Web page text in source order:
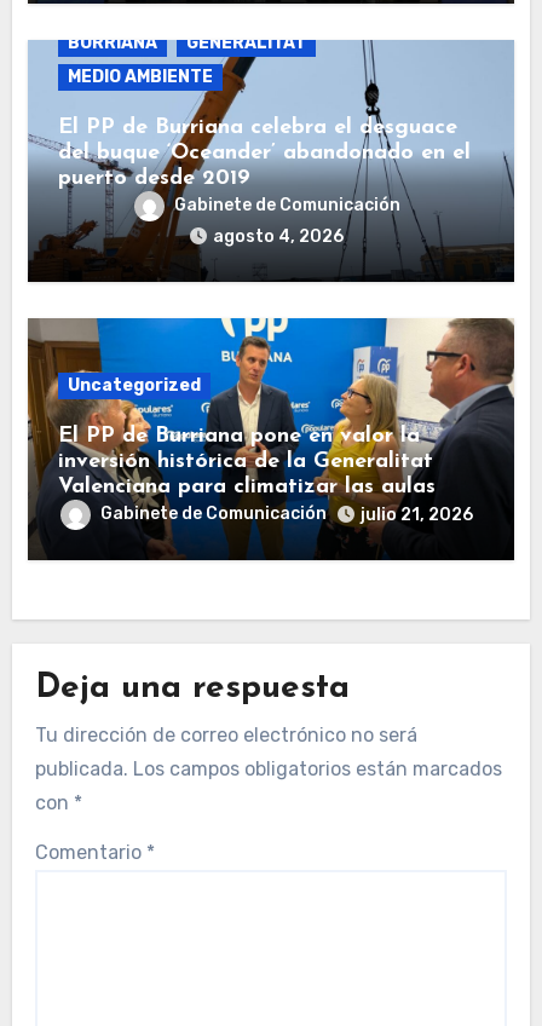
BURRIANA
GENERALITAT
MEDIO AMBIENTE
El PP de Burriana celebra el desguace
del buque ‘Oceander’ abandonado en el
puerto desde 2019
Gabinete de Comunicación
agosto 4, 2026
Uncategorized
El PP de Burriana pone en valor la
inversión histórica de la Generalitat
Valenciana para climatizar las aulas
Gabinete de Comunicación julio 21, 2026
Deja una respuesta
Tu dirección de correo electrónico no será
publicada. Los campos obligatorios están marcados
con *
Comentario *